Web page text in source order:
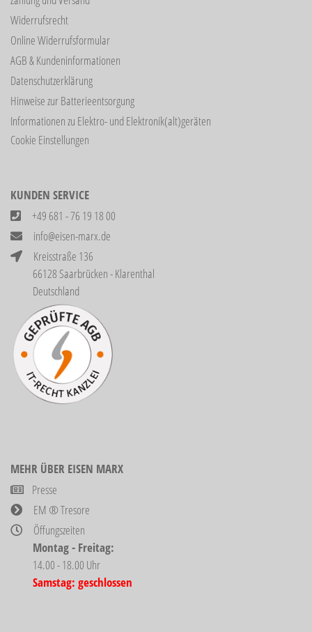
Widerrufsrecht
Online Widerrufsformular
AGB & Kundeninformationen
Datenschutzerklärung
Hinweise zur Batterieentsorgung
Informationen zu Elektro- und Elektronik(alt)geräten
Cookie Einstellungen
KUNDEN SERVICE
+49 681 - 76 19 18 00
info@eisen-marx.de
Kreisstraße 136
66128 Saarbrücken - Klarenthal
Deutschland
MEHR ÜBER EISEN MARX
Presse
EM ® Tresore
Öffungszeiten
Montag - Freitag:
14.00 - 18.00 Uhr
Samstag: geschlossen